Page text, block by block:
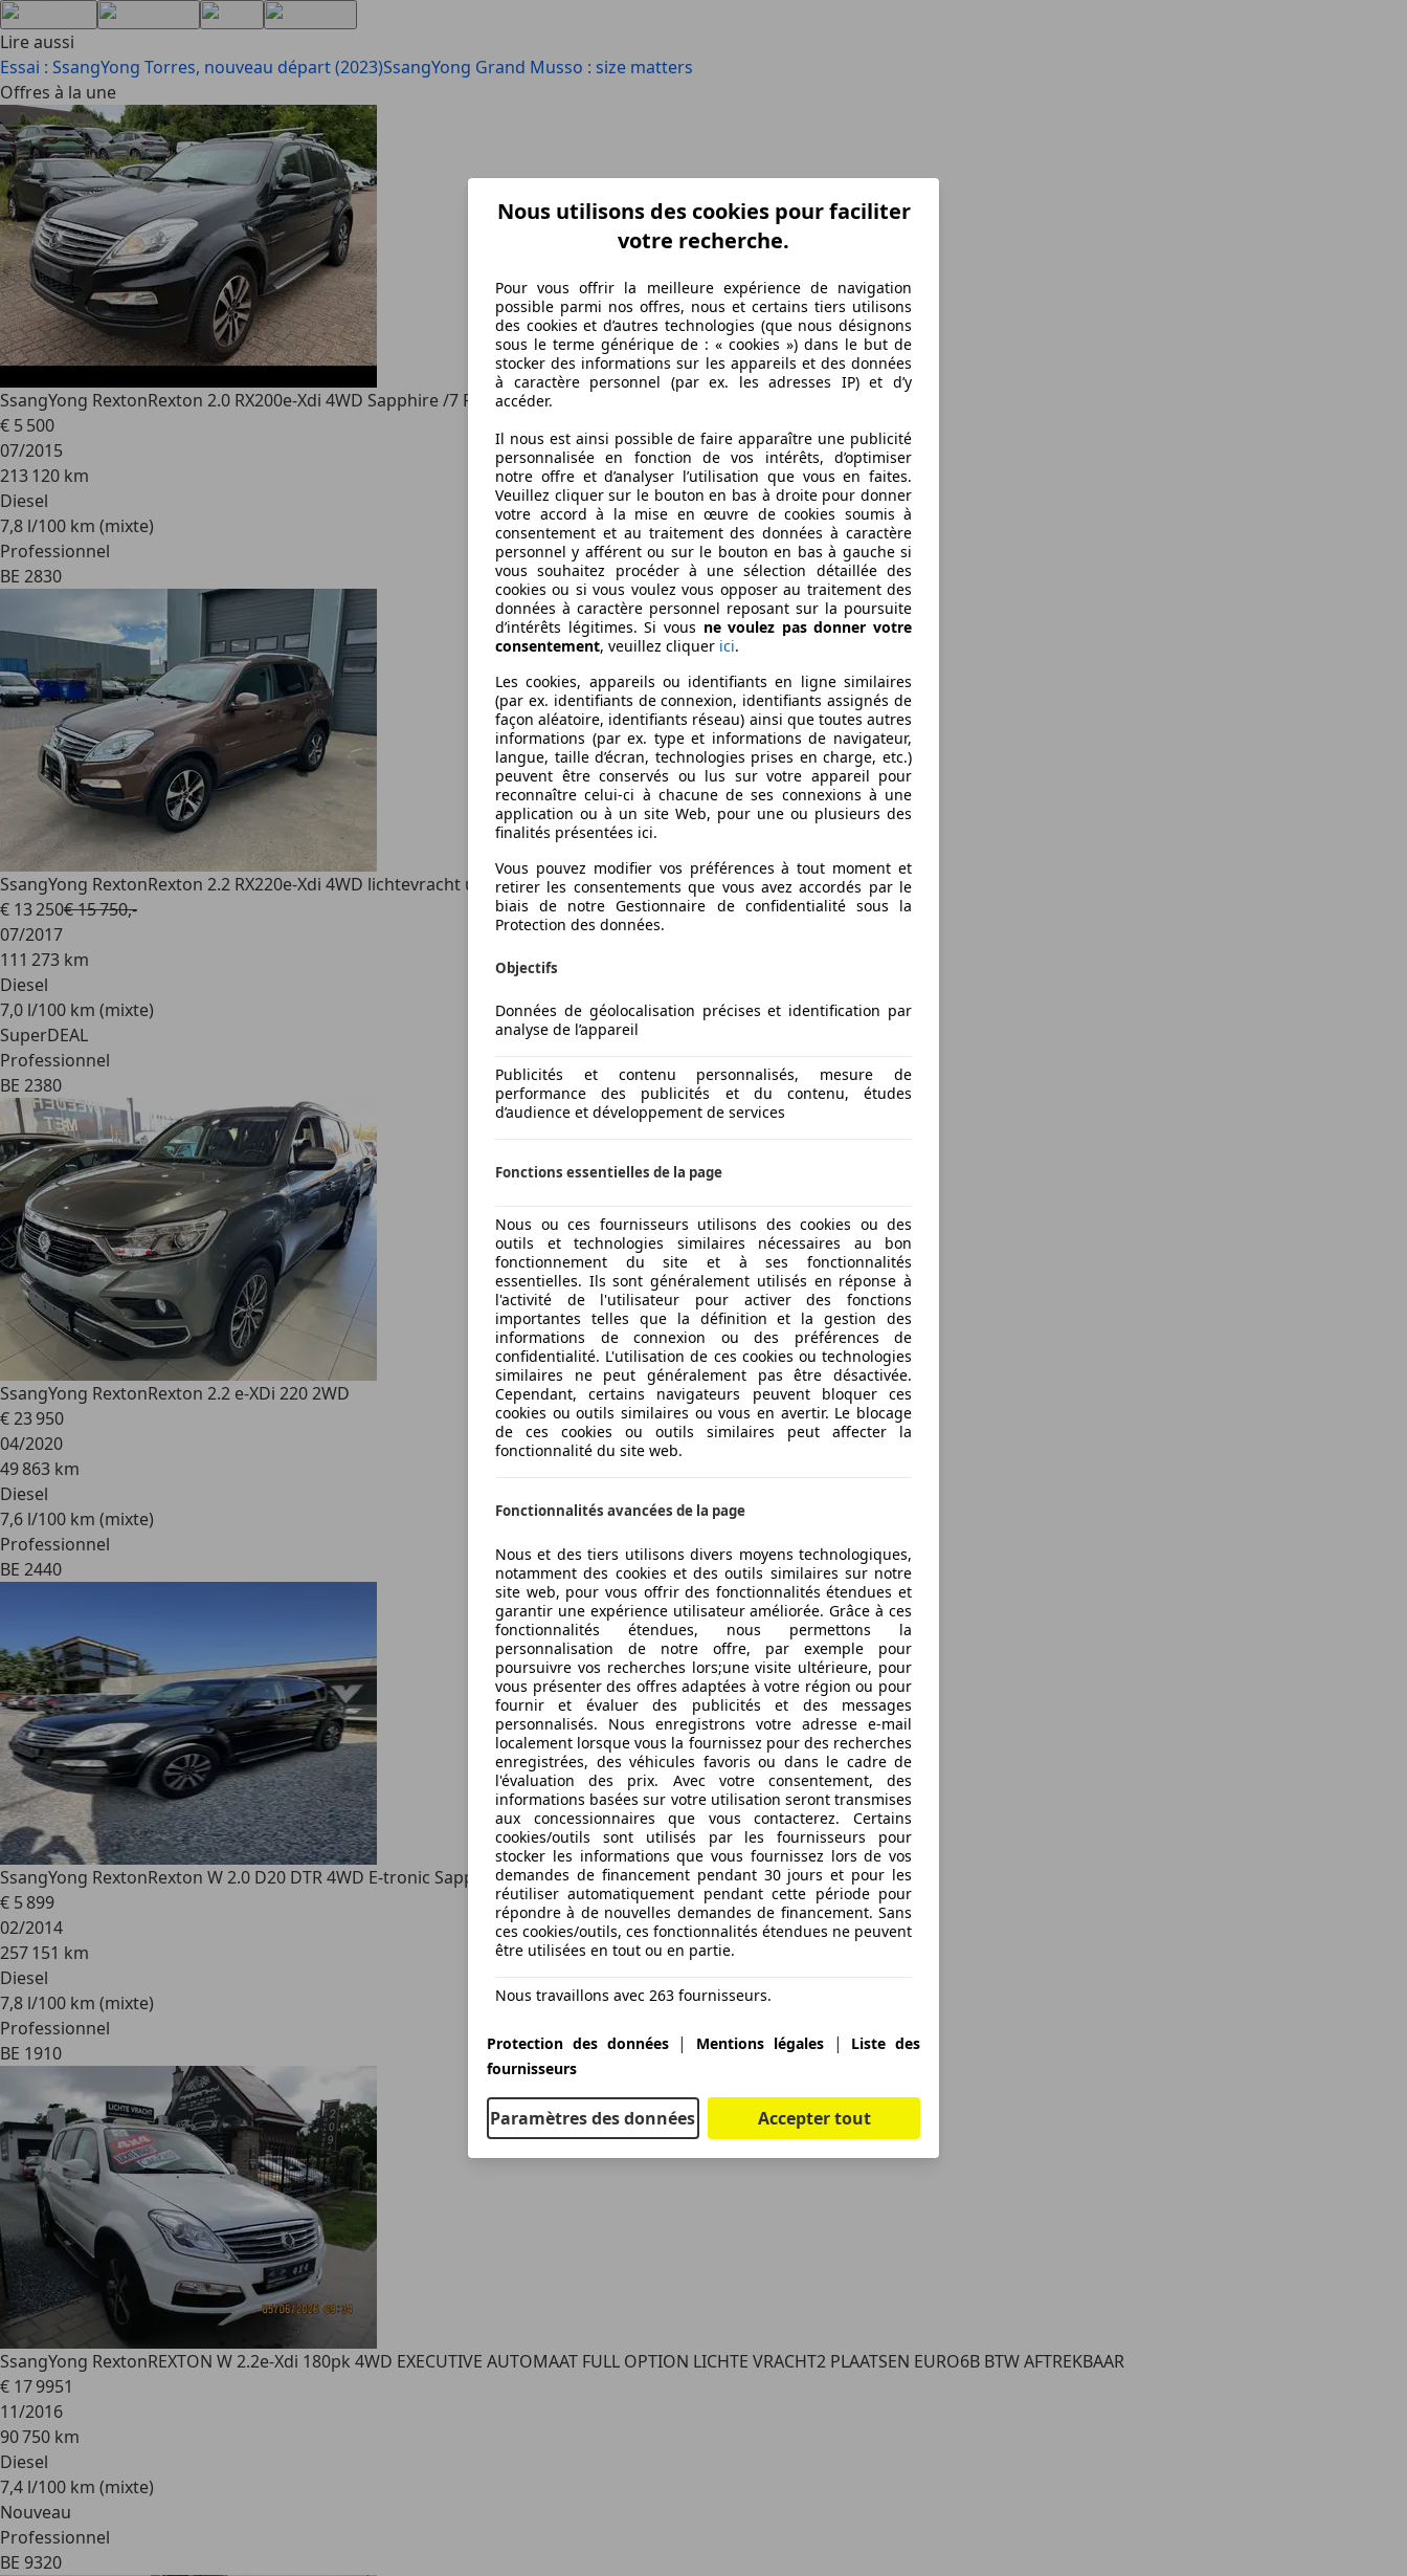
Nous utilisons des cookies pour faciliter
votre recherche.
Pour vous offrir la meilleure expérience de navigation
possible parmi nos offres, nous et certains tiers utilisons
des cookies et d’autres technologies (que nous désignons
sous le terme générique de : « cookies ») dans le but de
stocker des informations sur les appareils et des données
à caractère personnel (par ex. les adresses IP) et d’y
accéder.
Il nous est ainsi possible de faire apparaître une publicité
personnalisée en fonction de vos intérêts, d’optimiser
notre offre et d’analyser l’utilisation que vous en faites.
Veuillez cliquer sur le bouton en bas à droite pour donner
votre accord à la mise en œuvre de cookies soumis à
consentement et au traitement des données à caractère
personnel y afférent ou sur le bouton en bas à gauche si
vous souhaitez procéder à une sélection détaillée des
cookies ou si vous voulez vous opposer au traitement des
données à caractère personnel reposant sur la poursuite
d’intérêts légitimes. Si vous ne voulez pas donner votre
consentement, veuillez cliquer ici.
Les cookies, appareils ou identifiants en ligne similaires
(par ex. identifiants de connexion, identifiants assignés de
façon aléatoire, identifiants réseau) ainsi que toutes autres
informations (par ex. type et informations de navigateur,
langue, taille d’écran, technologies prises en charge, etc.)
peuvent être conservés ou lus sur votre appareil pour
reconnaître celui-ci à chacune de ses connexions à une
application ou à un site Web, pour une ou plusieurs des
finalités présentées ici.
Vous pouvez modifier vos préférences à tout moment et
retirer les consentements que vous avez accordés par le
biais de notre Gestionnaire de confidentialité sous la
Protection des données.
Objectifs
Données de géolocalisation précises et identification par
analyse de l’appareil
Publicités et contenu personnalisés, mesure de
performance des publicités et du contenu, études
d’audience et développement de services
Fonctions essentielles de la page
Nous ou ces fournisseurs utilisons des cookies ou des
outils et technologies similaires nécessaires au bon
fonctionnement du site et à ses fonctionnalités
essentielles. Ils sont généralement utilisés en réponse à
l'activité de l'utilisateur pour activer des fonctions
importantes telles que la définition et la gestion des
informations de connexion ou des préférences de
confidentialité. L'utilisation de ces cookies ou technologies
similaires ne peut généralement pas être désactivée.
Cependant, certains navigateurs peuvent bloquer ces
cookies ou outils similaires ou vous en avertir. Le blocage
de ces cookies ou outils similaires peut affecter la
fonctionnalité du site web.
Fonctionnalités avancées de la page
Nous et des tiers utilisons divers moyens technologiques,
notamment des cookies et des outils similaires sur notre
site web, pour vous offrir des fonctionnalités étendues et
garantir une expérience utilisateur améliorée. Grâce à ces
fonctionnalités étendues, nous permettons la
personnalisation de notre offre, par exemple pour
poursuivre vos recherches lors;une visite ultérieure, pour
vous présenter des offres adaptées à votre région ou pour
fournir et évaluer des publicités et des messages
personnalisés. Nous enregistrons votre adresse e-mail
localement lorsque vous la fournissez pour des recherches
enregistrées, des véhicules favoris ou dans le cadre de
l'évaluation des prix. Avec votre consentement, des
informations basées sur votre utilisation seront transmises
aux concessionnaires que vous contacterez. Certains
cookies/outils sont utilisés par les fournisseurs pour
stocker les informations que vous fournissez lors de vos
demandes de financement pendant 30 jours et pour les
réutiliser automatiquement pendant cette période pour
répondre à de nouvelles demandes de financement. Sans
ces cookies/outils, ces fonctionnalités étendues ne peuvent
être utilisées en tout ou en partie.
Nous travaillons avec 263 fournisseurs.
Protection des données| Mentions légales|
Liste des
fournisseurs
Paramètres des données Accepter tout
Lire aussi
Essai : SsangYong Torres, nouveau départ (2023)SsangYong Grand Musso : size matters
Offres à la une
SsangYong RextonRexton 2.0 RX200e-Xdi 4WD Sapphire /7 PERSON
€ 5 500
07/2015
213 120 km
Diesel
7,8 l/100 km (mixte)
Professionnel
BE 2830
SsangYong RextonRexton 2.2 RX220e-Xdi 4WD lichtevracht uitvoering zie foto's
€ 13 250€ 15 750,-
07/2017
111 273 km
Diesel
7,0 l/100 km (mixte)
SuperDEAL
Professionnel
BE 2380
SsangYong RextonRexton 2.2 e-XDi 220 2WD
€ 23 950
04/2020
49 863 km
Diesel
7,6 l/100 km (mixte)
Professionnel
BE 2440
SsangYong RextonRexton W 2.0 D20 DTR 4WD E-tronic Sapphire
€ 5 899
02/2014
257 151 km
Diesel
7,8 l/100 km (mixte)
Professionnel
BE 1910
SsangYong RextonREXTON W 2.2e-Xdi 180pk 4WD EXECUTIVE AUTOMAAT FULL OPTION LICHTE VRACHT2 PLAATSEN EURO6B BTW AFTREKBAAR
€ 17 9951
11/2016
90 750 km
Diesel
7,4 l/100 km (mixte)
Nouveau
Professionnel
BE 9320